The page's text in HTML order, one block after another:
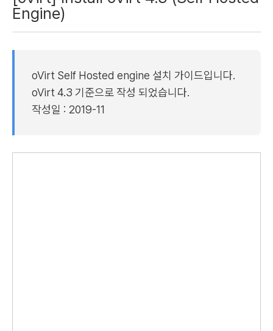
Engine)
oVirt Self Hosted engine 설치 가이드입니다.
oVirt 4.3 기준으로 작성 되었습니다.
작성일 : 2019-11